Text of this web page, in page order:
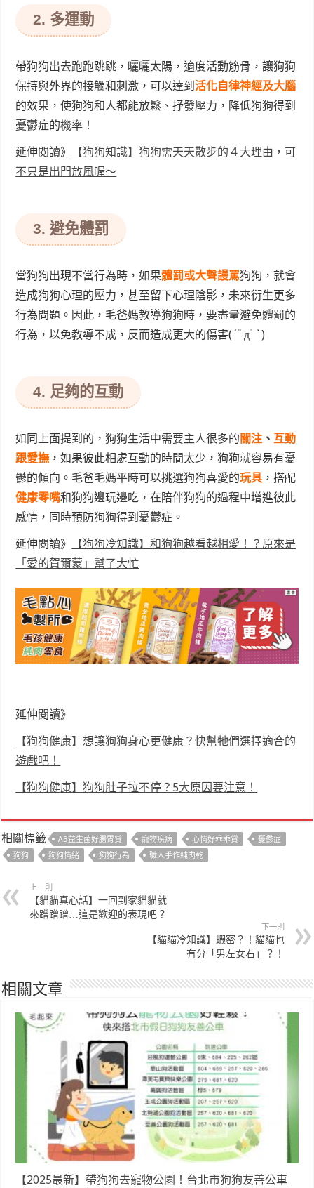
2. 多運動
帶狗狗出去跑跑跳跳，曬曬太陽，適度活動筋骨，讓狗狗
保持與外界的接觸和刺激，可以達到活化自律神經及大腦
的效果，使狗狗和人都能放鬆、抒發壓力， 降低狗狗得到
憂鬱症的機率！
延伸閱讀》
【狗狗知識】狗狗需天天散步的４大理由，可
不只是出門放風喔～
3. 避免體罰
當狗狗出現不當行為時，如果體罰或大聲謾罵狗狗，就會
造成狗狗心理的壓力，甚至留下心理陰影，未來衍生更多
行為問題。因此，毛爸媽教導狗狗時，要盡量避免體罰的
行為，以免教導不成，反而造成更大的傷害(´ﾟдﾟ`)
4. 足夠的互動
如同上面提到的，狗狗生活中需要主人很多的 關注 、互動
跟愛撫 ，如果彼此相處互動的時間太少，狗狗就容易有憂
鬱的傾向。毛爸毛媽平時可以挑選狗狗喜愛的玩具 ，搭配
健康零嘴和狗狗邊玩邊吃，在陪伴狗狗的過程中增進彼此
感情，同時預防狗狗得到憂鬱症。
延伸閱讀》
【狗狗冷知識】和狗狗越看越相愛！？原來是
「愛的賀爾蒙」幫了大忙
延伸閱讀》
【狗狗健康】想讓狗狗身心更健康？快幫牠們選擇適合的
遊戲吧！
【狗狗健康】狗狗肚子拉不停？5大原因要注意！
相關標籤 AB益生菌好腸胃賞 寵物疾病 心情好乖乖賞
憂鬱症
狗狗
狗狗情緒 狗狗行為 職人手作純肉乾
上一則
【貓貓真心話】一回到家貓貓就
來蹭蹭蹭…這是歡迎的表現吧？
下一則
【貓貓冷知識】蝦密？！貓貓也
有分「男左女右」？！
相關文章
【2025最新】帶狗狗去寵物公園！台北市狗狗友善公車